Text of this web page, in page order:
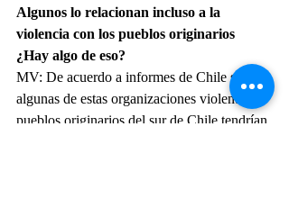
Algunos lo relacionan incluso a la
violencia con los pueblos originarios
¿Hay algo de eso?
MV: De acuerdo a informes de Chile sí,
algunas de estas organizaciones violentas de
pueblos originarios del sur de Chile tendrían